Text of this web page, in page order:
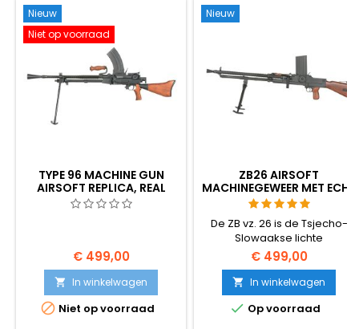
Nieuw
Niet op voorraad
TYPE 96 MACHINE GUN
AIRSOFT REPLICA, REAL
WOOD
€ 499,00
 In winkelwagen
 Niet op voorraad
Nieuw
ZB26 AIRSOFT
MACHINEGEWEER MET ECHT
HOUT &MDASH; SNOW
WOLF SW-028W
De ZB vz. 26 is de Tsjecho-
Slowaakse lichte
machinegeweer die de
grondslag legde voor het
beroemde Britse Bren — en
hij duikt in airsoft bijna nooit
op. Wij hebben hem.
€ 499,00
 In winkelwagen
 Op voorraad